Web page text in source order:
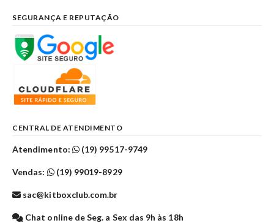
SEGURANÇA E REPUTAÇÃO
CENTRAL DE ATENDIMENTO
Atendimento: (19) 99517-9749
Vendas: (19) 99019-8929
sac@kitboxclub.com.br
Chat online de Seg. a Sex das 9h às 18h